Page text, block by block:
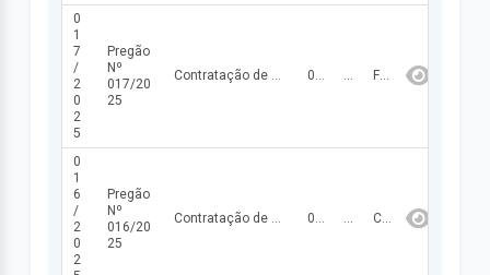
0
1
7
/
2
0
2
5
Pregão
Nº
017/20
25
Contratação de empresa para fornecimento de material de expediente para atender as necessidades da Prefeitura Municipal de Santo Antônio dos Milagres – PI e Secretarias. 08/05/2025 694.595,71 FINALIZADA
0
1
6
/
2
0
2
Pregão
Nº
016/20
25
Contratação de empresa para Prestação de serviços para realização de cursos de formação continuada para professores e demais servidores da Secretaria Municipal de Educação bem como a consultoria pedagógica para a Secretaria Municipal de Educação do Município de Santo Antônio dos Milagres – PI. 06/05/2025 102.000,00 CANCELADA